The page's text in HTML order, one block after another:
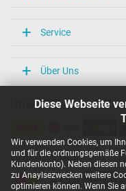
Diese Webseite
Wir verwenden Cookies, um
und für die ordnungsgemäße
Kundenkonto). Neben diesen
zu Anaylsezwecken weitere
optimieren können. Wenn Sie
Service
Über Uns
Unsere Versandarten
Unsere Zahlarten